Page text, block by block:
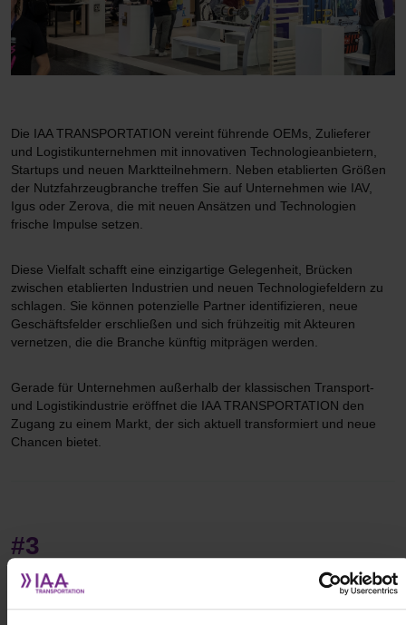
Die IAA TRANSPORTATION vereint führende OEMs, Zulieferer
und Logistikunternehmen mit innovativen Technologieanbietern,
Startups und neuen Marktteilnehmern. Neben etablierten Größen
der Nutzfahrzeugbranche treffen Sie auf Unternehmen wie IAV,
Igus oder Zerova, die mit neuen Ansätzen und Technologien
frische Impulse setzen.
Diese Vielfalt schafft eine einzigartige Gelegenheit, Brücken
zwischen etablierten Industrien und neuen Technologiefeldern zu
schlagen. Sie können potenzielle Partner identifizieren, neue
Geschäftsfelder erschließen und sich frühzeitig mit Akteuren
vernetzen, die die Branche künftig mitprägen werden.
Gerade für Unternehmen außerhalb der klassischen Transport-
und Logistikindustrie eröffnet die IAA TRANSPORTATION den
Zugang zu einem Markt, der sich aktuell transformiert und neue
Chancen bietet.
#3
Innovation entlang der gesamten Lieferkette
und aller Schnittstellen